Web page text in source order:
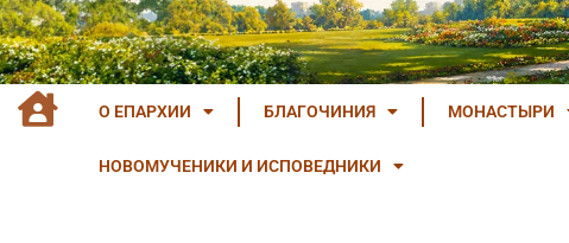
О ЕПАРХИИ БЛАГОЧИНИЯ МОНАСТЫРИ
НОВОМУЧЕНИКИ И ИСПОВЕДНИКИ